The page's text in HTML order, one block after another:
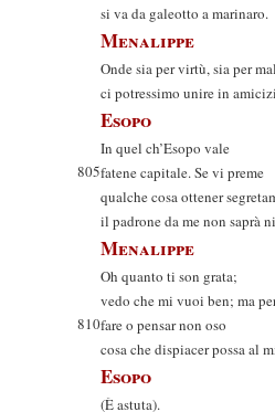
si va da galeotto a marinaro.
Menalippe
Onde sia per virtù, sia per
ci potressimo unire in
Esopo
In quel ch’Esopo vale
805fatene capitale. Se vi preme
qualche cosa ottener
il padrone da me non saprà
Menalippe
Oh quanto ti son grata;
vedo che mi vuoi ben; ma
810fare o pensar non oso
cosa che dispiacer possa al
Esopo
(È astuta).